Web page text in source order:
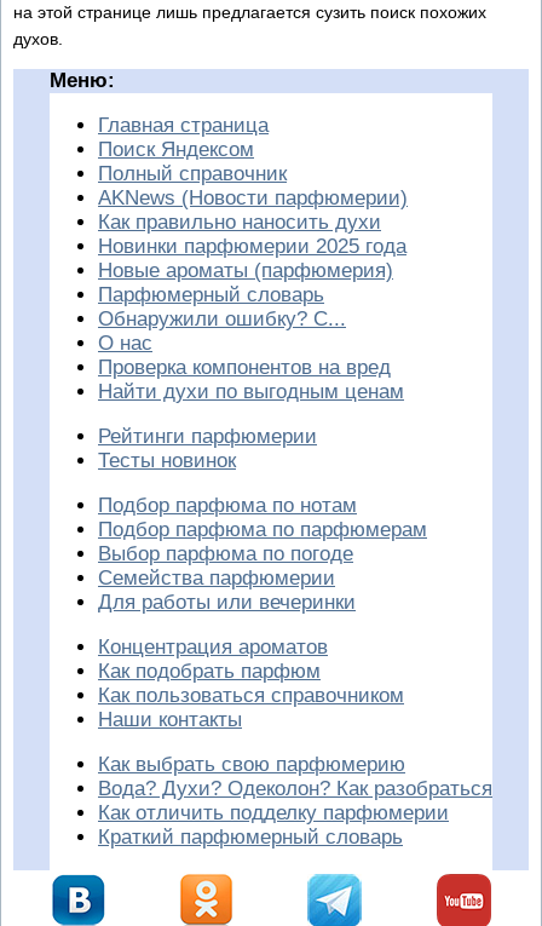
на этой странице лишь предлагается сузить поиск похожих
духов.
Меню:
Главная страница
Поиск Яндексом
Полный справочник
AKNews (Новости парфюмерии)
Как правильно наносить духи
Новинки парфюмерии 2025 года
Новые ароматы (парфюмерия)
Парфюмерный словарь
Обнаружили ошибку? С...
О нас
Проверка компонентов на вред
Найти духи по выгодным ценам
Рейтинги парфюмерии
Тесты новинок
Подбор парфюма по нотам
Подбор парфюма по парфюмерам
Выбор парфюма по погоде
Семейства парфюмерии
Для работы или вечеринки
Концентрация ароматов
Как подобрать парфюм
Как пользоваться справочником
Наши контакты
Как выбрать свою парфюмерию
Вода? Духи? Одеколон? Как разобраться
Как отличить подделку парфюмерии
Краткий парфюмерный словарь